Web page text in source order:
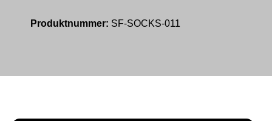
Produktnummer: SF-SOCKS-011